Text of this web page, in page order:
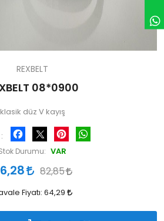
REXBELT
08*0900
klasik düz V kayış
Facebook Pinterest
Durumu: VAR
82,85
Fiyatı: 64,29